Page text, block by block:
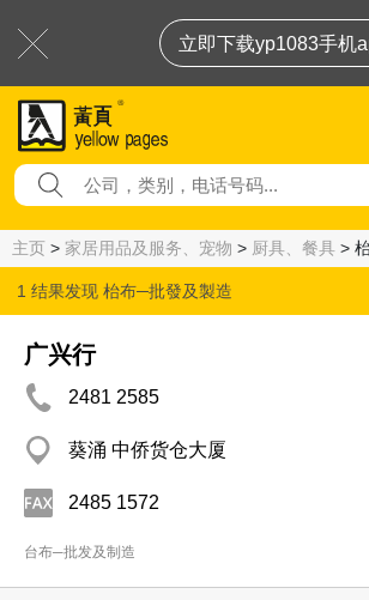
立即下载yp1083手机
主页 > 家居用品及服务、宠物 > 厨具、餐具 >
1 结果发现 枱布─批發及製造
广兴行
2481 2585
葵涌 中侨货仓大厦
2485 1572
台布─批发及制造